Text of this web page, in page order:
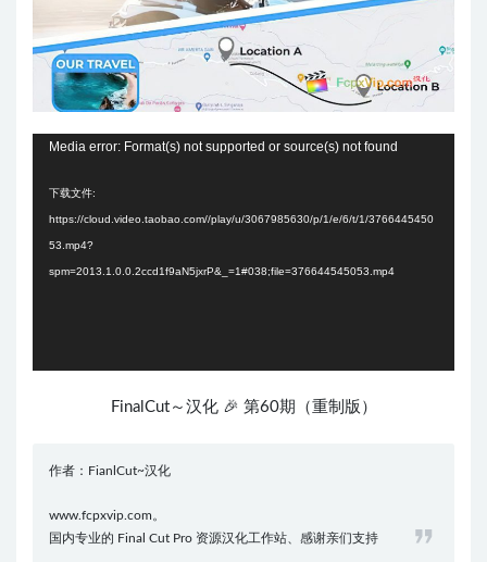
Media error: Format(s) not supported or source(s) not found
下载文件:
https://cloud.video.taobao.com//play/u/3067985630/p/1/e/6/t/1/3766445450
53.mp4?
spm=2013.1.0.0.2ccd1f9aN5jxrP&_=1#038;file=376644545053.mp4
FinalCut～汉化 🎉 第60期（重制版）
作者：FianlCut~汉化
www.fcpxvip.com。
国内专业的 Final Cut Pro 资源汉化工作站、感谢亲们支持